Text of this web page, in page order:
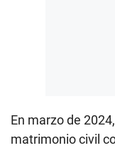
En marzo de
matrimonio civil